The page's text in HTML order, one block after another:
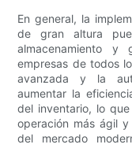
En general, la
de gran altura
almacenamiento y
empresas de todos
avanzada y la
aumentar la
del inventario, lo
operación más ágil
del mercado